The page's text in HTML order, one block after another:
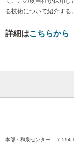
る技術について紹介する。
詳細はこちらから
本部・和泉センター: 〒